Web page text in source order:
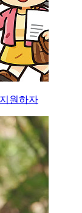
원하자